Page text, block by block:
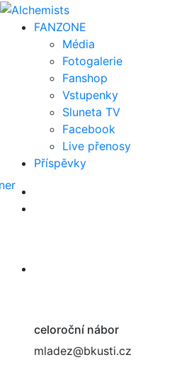
FANZONE
Média
Fotogalerie
Fanshop
Vstupenky
Sluneta TV
Facebook
Live přenosy
Příspěvky
celoroční nábor
mladez@bkusti.cz